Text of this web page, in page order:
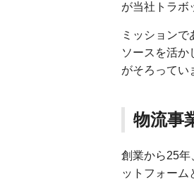
が当社トラボ
ミッションで
ソースを活か
がそろってい
物流事
創業から25年
ットフォーム